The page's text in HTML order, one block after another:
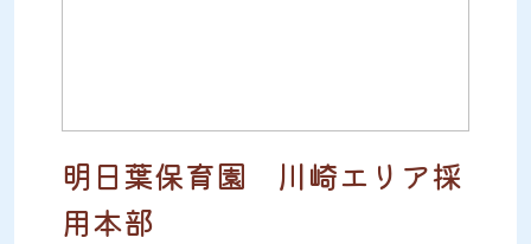
明日葉保育園 川崎エリア採
用本部